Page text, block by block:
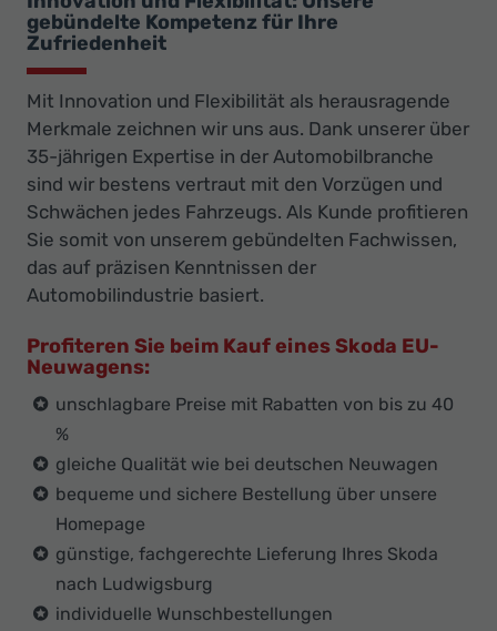
gebündelte Kompetenz für Ihre
Zufriedenheit
Mit Innovation und Flexibilität als herausragende
Merkmale zeichnen wir uns aus. Dank unserer über
35-jährigen Expertise in der Automobilbranche
sind wir bestens vertraut mit den Vorzügen und
Schwächen jedes Fahrzeugs. Als Kunde profitieren
Sie somit von unserem gebündelten Fachwissen,
das auf präzisen Kenntnissen der
Automobilindustrie basiert.
Profiteren Sie beim Kauf eines Skoda EU-
Neuwagens:
unschlagbare Preise mit Rabatten von bis zu 40
%
gleiche Qualität wie bei deutschen Neuwagen
bequeme und sichere Bestellung über unsere
Homepage
günstige, fachgerechte Lieferung Ihres Skoda
nach Ludwigsburg
individuelle Wunschbestellungen